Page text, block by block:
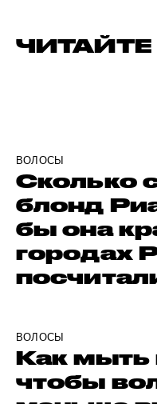
ЧИТАЙТЕ
ВОЛОСЫ
Сколько
блонд
бы она
городах
ВОЛОСЫ
Как мыть
чтобы